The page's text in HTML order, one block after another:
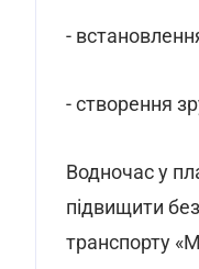
-
- створення
Водночас у
підвищити
транспорту